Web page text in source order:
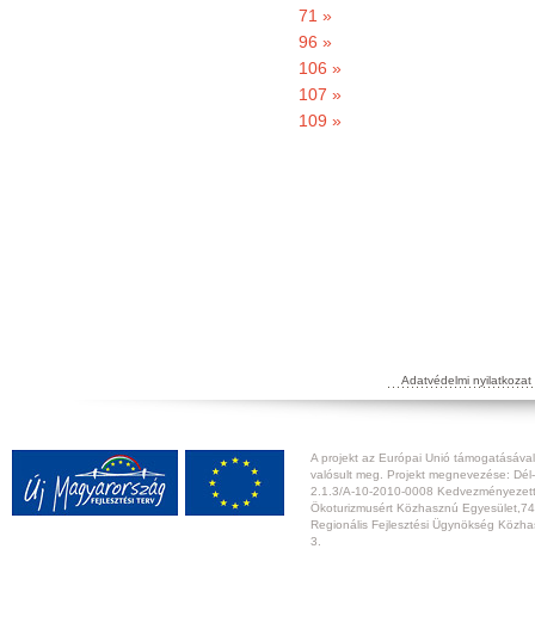
71 »
96 »
106 »
107 »
109 »
Adatvédelmi nyilatkozat
A projekt az Európai Unió
valósult meg. Projekt megnevezése:
2.1.3/A-10-2010-0008
Ökoturizmusért Közhasznú
Regionális Fejlesztési Ügynökség
3.